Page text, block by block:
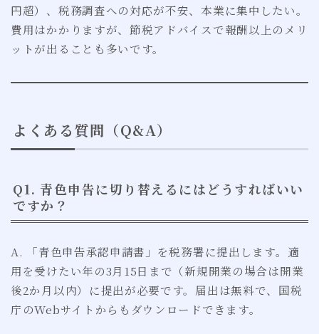
円超）、税務調査への対応が不安、本業に集中したい。
費用はかかりますが、節税アドバイスで報酬以上のメリ
ットが出ることも多いです。
よくある質問（Q&A）
Q1. 青色申告に切り替えるにはどうすればいい
ですか？
A. 「青色申告承認申請書」を税務署に提出します。適
用を受けたい年の3月15日まで（新規開業の場合は開業
後2か月以内）に提出が必要です。届出は無料で、国税
庁のWebサイトからもダウンロードできます。